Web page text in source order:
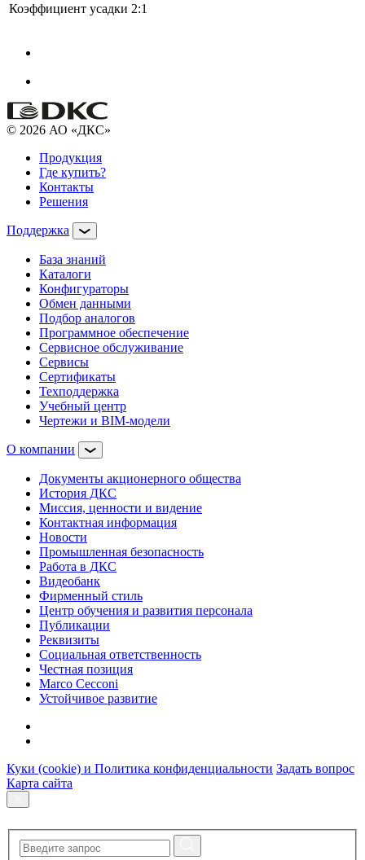
Коэффициент усадки 2:1
© 2026 АО «ДКС»
Продукция
Где купить?
Контакты
Решения
Поддержка
База знаний
Каталоги
Конфигураторы
Обмен данными
Подбор аналогов
Программное обеспечение
Сервисное обслуживание
Сервисы
Сертификаты
Техподдержка
Учебный центр
Чертежи и BIM-модели
О компании
Документы акционерного общества
История ДКС
Миссия, ценности и видение
Контактная информация
Новости
Промышленная безопасность
Работа в ДКС
Видеобанк
Фирменный стиль
Центр обучения и развития персонала
Публикации
Реквизиты
Социальная ответственность
Честная позиция
Marco Cecconi
Устойчивое развитие
Куки (cookie) и Политика конфиденциальности Задать вопрос
Карта сайта